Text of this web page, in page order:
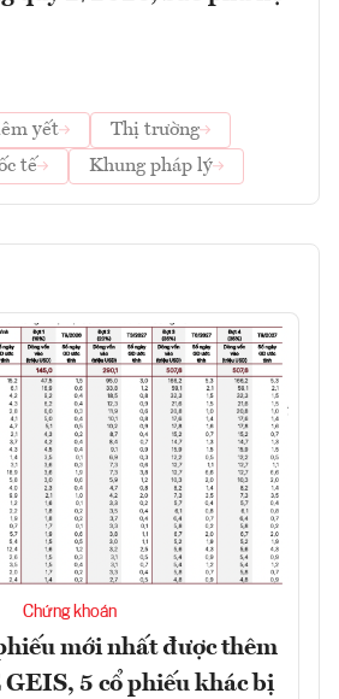
yết
Thị trường
tế Khung pháp lý
Chứng khoán
mới nhất được thêm
GEIS, 5 cổ phiếu khác bị